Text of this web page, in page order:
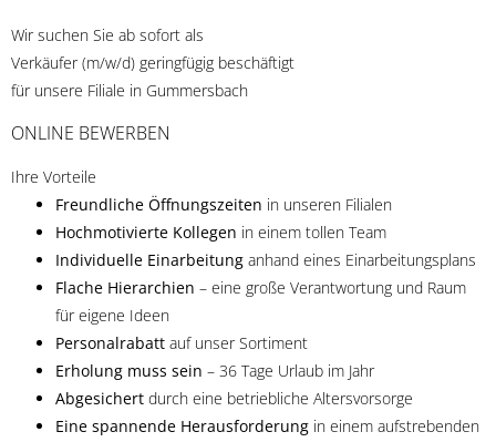
Wir suchen Sie ab sofort als
Verkäufer (m/w/d) geringfügig beschäftigt
für unsere Filiale in Gummersbach
ONLINE BEWERBEN
Ihre Vorteile
Freundliche Öffnungszeiten in unseren Filialen
Hochmotivierte Kollegen in einem tollen Team
Individuelle Einarbeitung anhand eines Einarbeitungsplans
Flache Hierarchien – eine große Verantwortung und Raum
für eigene Ideen
Personalrabatt auf unser Sortiment
Erholung muss sein – 36 Tage Urlaub im Jahr
Abgesichert durch eine betriebliche Altersvorsorge
Eine spannende Herausforderung in einem aufstrebenden